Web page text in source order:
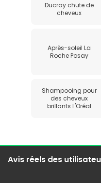
Ducray chute de
cheveux
Après-soleil La
Roche Posay
Shampooing pour
des cheveux
brillants L'Oréal
Avis réels des